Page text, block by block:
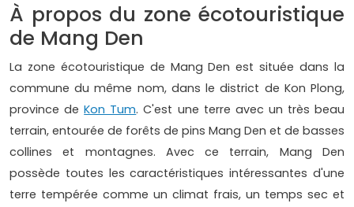
À propos du zone écotouristique
de Mang Den
La zone écotouristique de Mang Den est située dans la
commune du même nom, dans le district de Kon Plong,
province deKon Tum. C'est une terre avec un très beau
terrain, entourée de forêts de pins Mang Den et de basses
collines et montagnes. Avec ce terrain, Mang Den
possède toutes les caractéristiques intéressantes d'une
terre tempérée comme un climat frais, un temps sec et